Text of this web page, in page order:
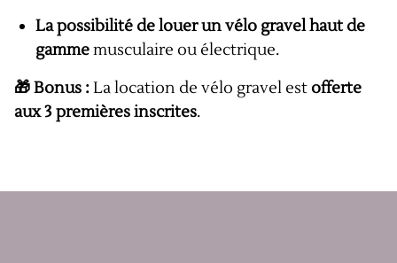
La possibilité de louer un vélo gravel haut de
gammemusculaire ou électrique.
🎁 Bonus :La location de vélo gravel est offerte
aux 3 premières inscrites.